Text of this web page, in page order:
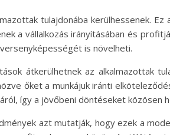
tulajdonába kerülhessenek. Ez
a vállalkozás irányításában és
is növelheti.
átkerülhetnek az alkalmazottak
őket a munkájuk iránti
így a jövőbeni döntéseket közösen
azt mutatják, hogy ezek a